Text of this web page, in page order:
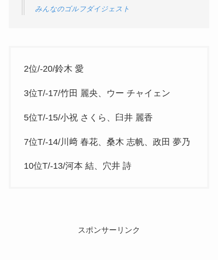
みんなのゴルフダイジェスト
2位/-20/鈴木 愛
3位T/-17/竹田 麗央、ウー チャイェン
5位T/-15/小祝 さくら、臼井 麗香
7位T/-14/川﨑 春花、桑木 志帆、政田 夢乃
10位T/-13/河本 結、穴井 詩
スポンサーリンク